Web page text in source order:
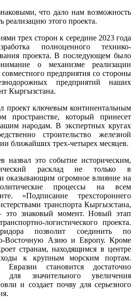
что дало нам возможность
реализацию этого проекта.
трех сторон к середине 2023 года
полноценного технико-
проекта. В последующем было
о механизме реализации
предприятия со стороны
предприятий наших
Кыргызстана.
проект ключевым континентальным
пространстве, который принесет
народам. В экспертных кругах
строительство железной
ближайших трех-четырех месяцев.
назвал это событие историческим,
расклад не только в
оказывающим огромное влияние на
процессы на всем
«Подписание трехстороннего
транспорта Кыргызстана,
это знаковый момент. Новый этап
логистического проекта.
позволит соединить по
Восточную Азию и Европу. Кроме
странам, находящимся в центре
к крупным морским портам.
Евразии становится достаточно
для значительного увеличения
и создает почву для серьезного